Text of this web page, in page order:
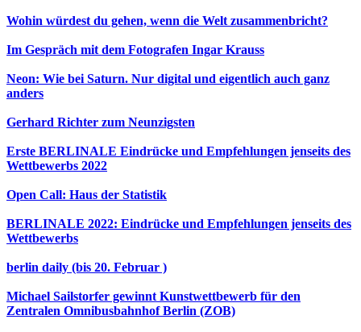
Wohin würdest du gehen, wenn die Welt zusammenbricht?
Im Gespräch mit dem Fotografen Ingar Krauss
Neon: Wie bei Saturn. Nur digital und eigentlich auch ganz
anders
Gerhard Richter zum Neunzigsten
Erste BERLINALE Eindrücke und Empfehlungen jenseits des
Wettbewerbs 2022
Open Call: Haus der Statistik
BERLINALE 2022: Eindrücke und Empfehlungen jenseits des
Wettbewerbs
berlin daily (bis 20. Februar )
Michael Sailstorfer gewinnt Kunstwettbewerb für den
Zentralen Omnibusbahnhof Berlin (ZOB)